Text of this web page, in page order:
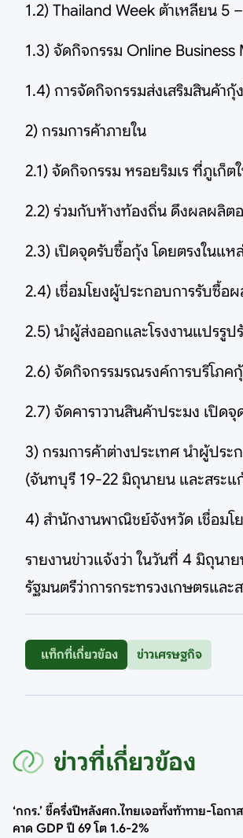
1.2) Thailand Week ต้าเหลียน 5
1.3) จัดกิจกรรม Online
1.4) การจัดกิจกรรมส่งเสริมสินค้า
2) กรมการค้าภายใน
2.1) จัดกิจกรรม หรอยริมเร ที่ภูเก็
2.2) ร่วมกับห้างท้องถิ่น ดึงผลผลิต
2.3) เปิดจุดรับซื้อกุ้ง โดยตรงในแห
2.4) เชื่อมโยงผู้ประกอบการรับซื้
2.5) นำผู้ส่งออกและโรงงานแปรรู
2.6) จัดกิจกรรมรณรงค์การบริโภค
2.7) จัดคาราวานสินค้าประมง เปิด
3) กรมการค้าต่างประเทศ นำผู้ปร
(จันทบุรี 19-22 มิถุนายน และสระแ
4) สำนักงานพาณิชย์จังหวัด เชื่อม
รายงานข่าวแจ้งว่า ในวันที่ 4 มิถุนา
รัฐมนตรีว่าการกระทรวงเกษตรแล
แท็กที่เกี่ยวข้อง ข่าวเศรษฐกิจ
ข่าวที่เกี่ยวข้อง
‘กกร.’ ชี้ครึ่งปีหลังศก.ไทยเจอทั้งท้าทาย-โอกาส
คาด GDP ปี 69 โต 1.6-2%